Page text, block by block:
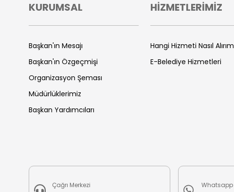
KURUMSAL
Başkan'ın Mesajı
Başkan'ın Özgeçmişi
Organizasyon Şeması
Müdürlüklerimiz
Başkan Yardımcıları
HİZMETLERİMİZ
Hangi Hizmeti Nasıl Alırım
E-Belediye Hizmetleri
Çağrı Merkezi Whatsapp